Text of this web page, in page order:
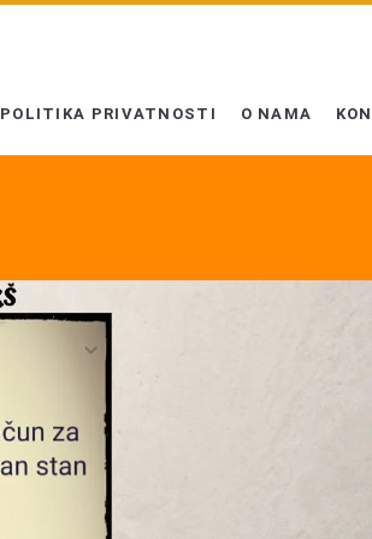
POLITIKA PRIVATNOSTI O NAMA